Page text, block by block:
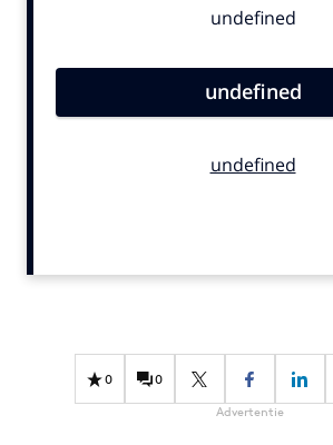
Contentmarketing
Effectiviteit
Gedragsverandering
0 0
Advertentie